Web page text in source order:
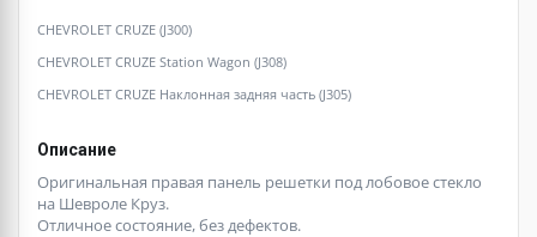
CHEVROLET CRUZE (J300)
CHEVROLET CRUZE Station Wagon (J308)
CHEVROLET CRUZE Наклонная задняя часть (J305)
Описание
Оригинальная правая панель решетки под лобовое стекло
на Шевроле Круз.
Отличное состояние, без дефектов.